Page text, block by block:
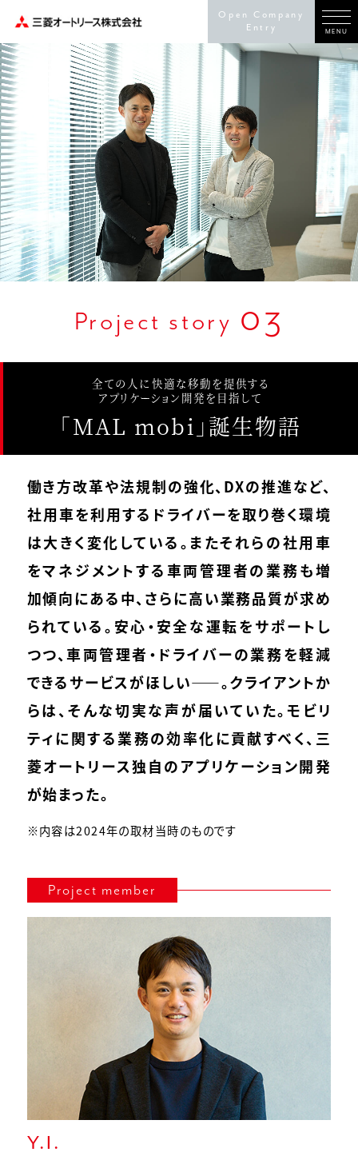
Open Company
Entry
MENU
Project story 03
全ての人に快適な移動を提供する
アプリケーション開発を目指して
「MAL mobi」誕生物語
働き方改革や法規制の強化、DXの推進など、
社用車を利用するドライバーを取り巻く環境
は大きく変化している。またそれらの社用車
をマネジメントする車両管理者の業務も増
加傾向にある中、さらに高い業務品質が求め
られている。安心・安全な運転をサポートし
つつ、車両管理者・ドライバーの業務を軽減
できるサービスがほしい——。クライアントか
らは、そんな切実な声が届いていた。モビリ
ティに関する業務の効率化に貢献すべく、三
菱オートリース独自のアプリケーション開発
が始まった。
※内容は2024年の取材当時のものです
Project member
Y.I.